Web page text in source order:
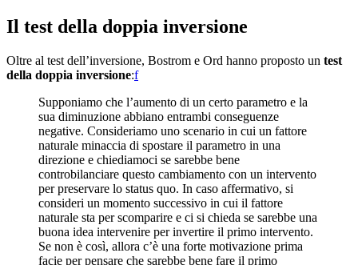
Il test della doppia inversione
Oltre al test dell’inversione, Bostrom e Ord hanno proposto un test
della doppia inversione:⁠f
Supponiamo che l’aumento di un certo parametro e la
sua diminuzione abbiano entrambi conseguenze
negative. Consideriamo uno scenario in cui un fattore
naturale minaccia di spostare il parametro in una
direzione e chiediamoci se sarebbe bene
controbilanciare questo cambiamento con un intervento
per preservare lo status quo. In caso affermativo, si
consideri un momento successivo in cui il fattore
naturale sta per scomparire e ci si chieda se sarebbe una
buona idea intervenire per invertire il primo intervento.
Se non è così, allora c’è una forte motivazione prima
facie per pensare che sarebbe bene fare il primo